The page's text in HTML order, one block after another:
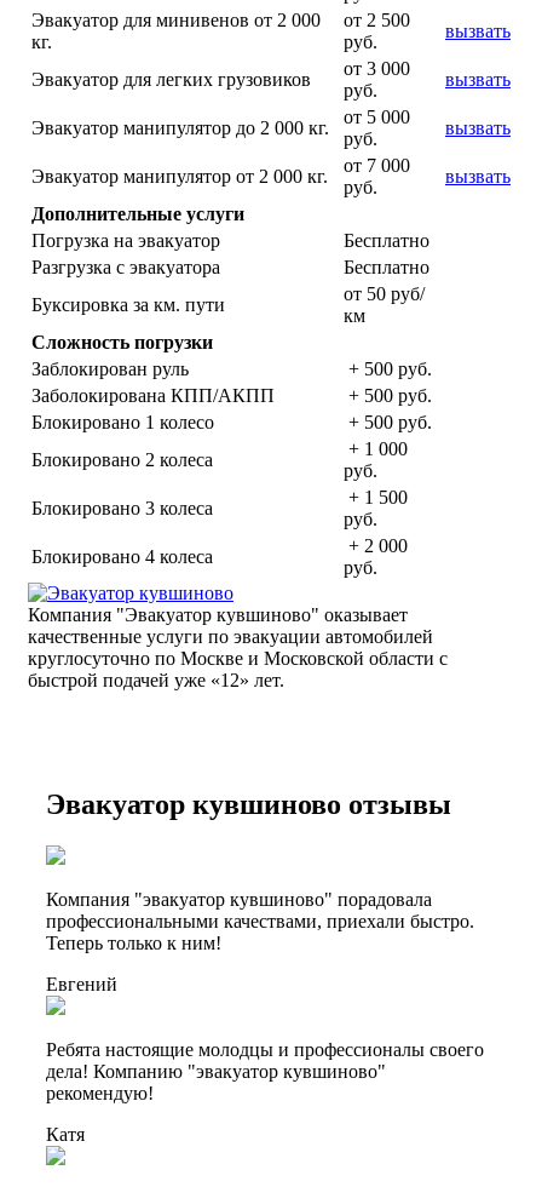
Эвакуатор для минивенов от 2 000
кг.
от 2 500
руб.
вызвать
Эвакуатор для легких грузовиков
от 3 000
руб.
вызвать
Эвакуатор манипулятор до 2 000 кг.
от 5 000
руб.
вызвать
Эвакуатор манипулятор от 2 000 кг.
от 7 000
руб.
вызвать
Дополнительные услуги
Погрузка на эвакуатор
Бесплатно
Разгрузка с эвакуатора
Бесплатно
Буксировка за км. пути
от 50 руб/
км
Сложность погрузки
Заблокирован руль
+ 500 руб.
Заболокирована КПП/АКПП
+ 500 руб.
Блокировано 1 колесо
+ 500 руб.
Блокировано 2 колеса
+ 1 000
руб.
Блокировано 3 колеса
+ 1 500
руб.
Блокировано 4 колеса
+ 2 000
руб.
Компания "Эвакуатор кувшиново" оказывает
качественные услуги по эвакуации автомобилей
круглосуточно по Москве и Московской области с
быстрой подачей уже «12» лет.
Эвакуатор кувшиново отзывы
Компания "эвакуатор кувшиново" порадовала
профессиональными качествами, приехали быстро.
Теперь только к ним!
Евгений
Ребята настоящие молодцы и профессионалы своего
дела! Компанию "эвакуатор кувшиново"
рекомендую!
Катя